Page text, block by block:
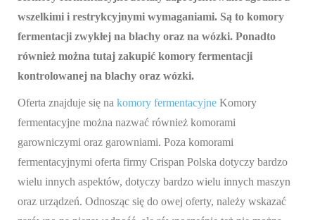
wszelkimi i restrykcyjnymi wymaganiami. Są to komory
fermentacji zwykłej na blachy oraz na wózki. Ponadto
również można tutaj zakupić komory fermentacji
kontrolowanej na blachy oraz wózki.
Oferta znajduje się na komory fermentacyjne Komory
fermentacyjne można nazwać również komorami
garowniczymi oraz garowniami. Poza komorami
fermentacyjnymi oferta firmy Crispan Polska dotyczy bardzo
wielu innych aspektów, dotyczy bardzo wielu innych maszyn
oraz urządzeń. Odnosząc się do owej oferty, należy wskazać